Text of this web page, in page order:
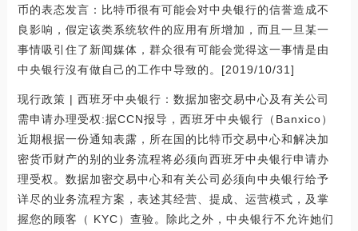
币的表态发言：比特币很有可能会对中央银行的信誉造成不
良影响，假定该类系统软件的应用有所增加，而且一旦某一
事情吸引住了新闻媒体，群众很有可能会觉得这一事情是由
中央银行沒有做自己的工作中导致的。[2019/10/31]
现行政策 | 西班牙中央银行：数据加密交易中心及有关公司
需申请办理受权:据CCN报导，西班牙中央银行（Banxico）
近期根据一份通知表露，所在国的比特币交易中心和解决加
密货币财产的别的业务流程将必须向西班牙中央银行申请办
理受权。数据加密交易中心和有关公司必须向中央银行给予
详尽的业务流程方案，表述其经营、提成、运营模式，及掌
握您的顾客（ KYC）查验。除此之外，中央银行不允许她们